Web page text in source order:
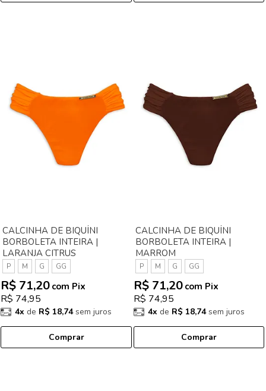
CALCINHA DE BIQUÍNI
BORBOLETA INTEIRA |
LARANJA CITRUS
P M G GG
R$ 74,95
R$ 71,20 com Pix
4x de R$ 18,74sem juros
Comprar
CALCINHA DE BIQUÍNI
BORBOLETA INTEIRA |
MARROM
P M G GG
R$ 74,95
R$ 71,20 com Pix
4x de R$ 18,74sem juros
Comprar